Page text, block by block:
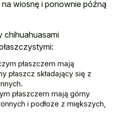
wiosnę i ponownie późną
chihuahuasami
płaszczem mają
płaszcz składający się z
płaszczem mają górny
i podłoże z miększych,